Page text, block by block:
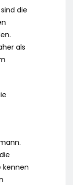
die
als
kennen